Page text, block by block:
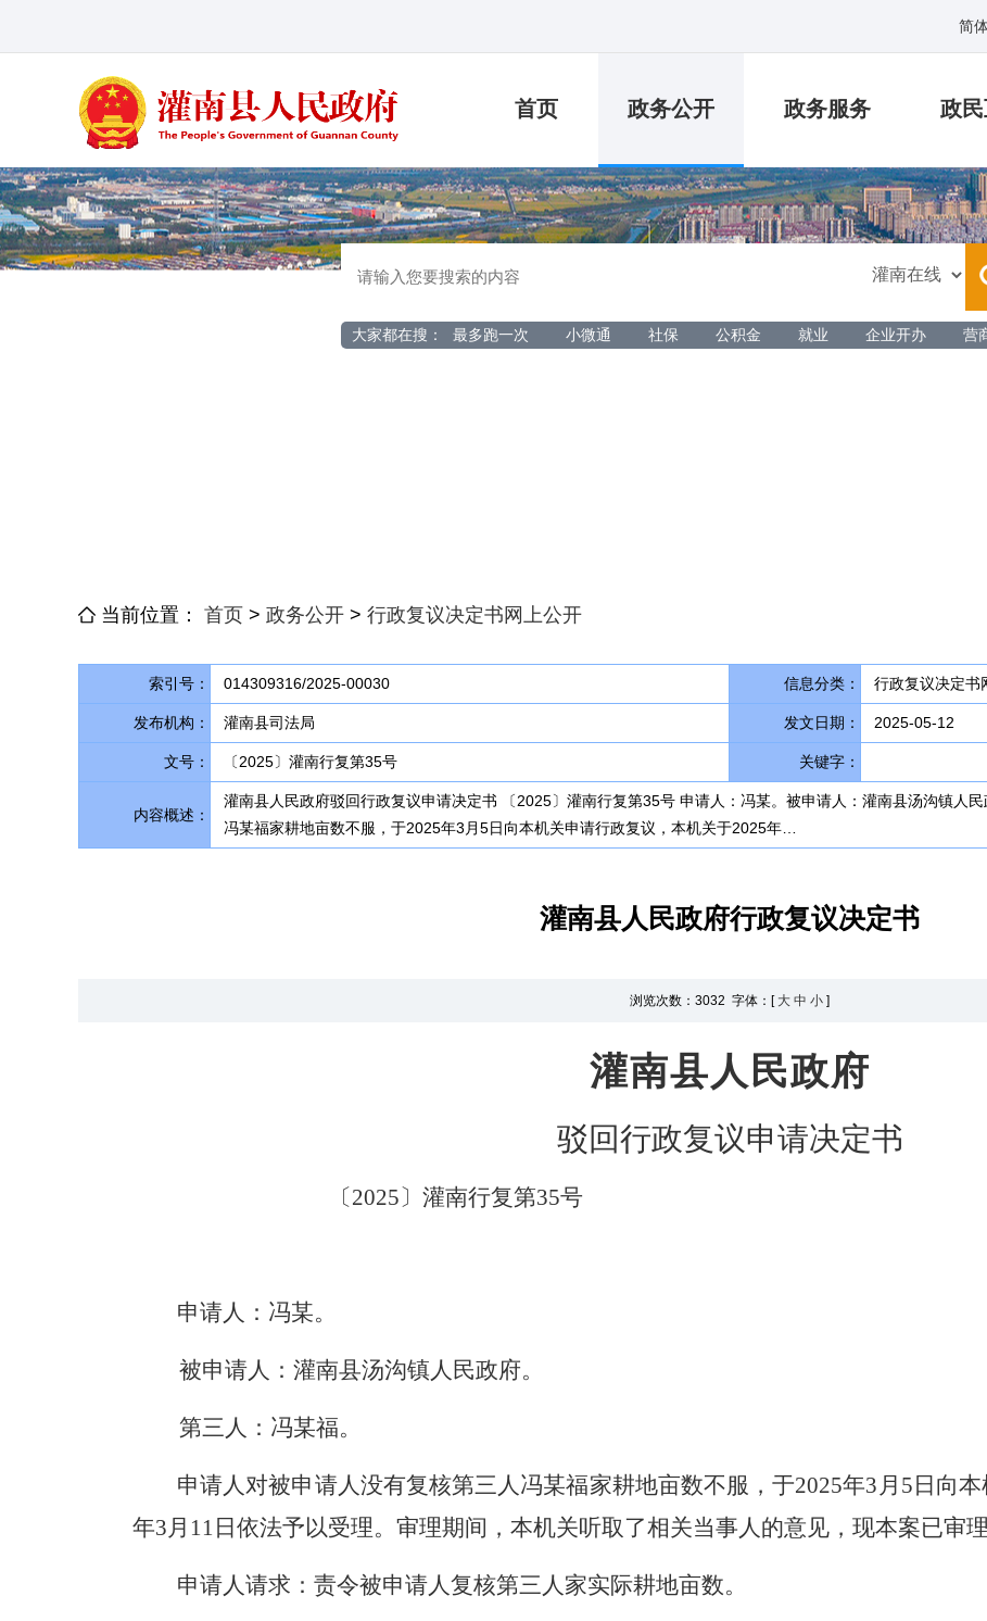
简
首页 政务公开 政务服务 政
大家都在搜： 最多跑一次 小微通 社保 公积金 就业 企业开办 营
当前位置： 首页 > 政务公开 > 行政复议决定书网上公开
索引号： 014309316/2025-00030 信息分类： 行政复议决定书
发布机构： 灌南县司法局 发文日期： 2025-05-12
文号： 〔2025〕灌南行复第35号 关键字：
内容概述：
灌南县人民政府驳回行政复议申请决定书 〔2025〕灌南行复第35号 申请人：冯某。被申请人：灌南县汤沟镇人
冯某福家耕地亩数不服，于2025年3月5日向本机关申请行政复议，本机关于2025年…
灌南县人民政府行政复议决定书
浏览次数： 3032 字体：[ 大 中 小 ]
灌南县人民政府
驳回行政复议申请决定书
〔2025〕灌南行复第35号
申请人： 冯某。
被申请人：灌南县汤沟镇人民政府。
第三人：冯某福。
申请人对被申请人没有复核第三人冯某福家耕地亩数不服，于2025年3 月 5 日向本
年3月11日 依法予以受理。 审理期间，本机关听取了相关当事人的意见， 现本案已审
申请人请求： 责令被申请人复核第三人家实际耕地亩数。